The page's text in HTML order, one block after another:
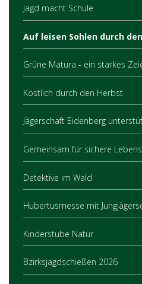
Jagd macht Schule
Auf leisen Sohlen durch
Grüne Matura - ein starkes
Köstlich durch den Herbst
Jägerschaft Eidenberg
Gemeinsam für sichere
Detektive im Wald
Hubertusmesse mit
Kinderstube Natur
Bzirksjagdschießen 2026